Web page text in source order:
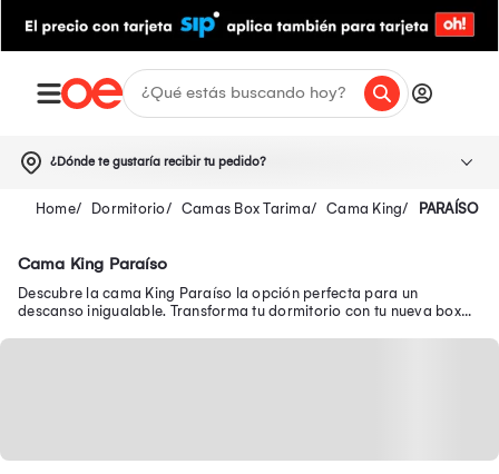
¿Dónde te gustaría recibir tu pedido?
Dormitorio Camas Box Tarima Cama King PARAÍSO
Cama King Paraíso
Descubre la cama King Paraíso la opción perfecta para un
descanso inigualable. Transforma tu dormitorio con tu nueva box